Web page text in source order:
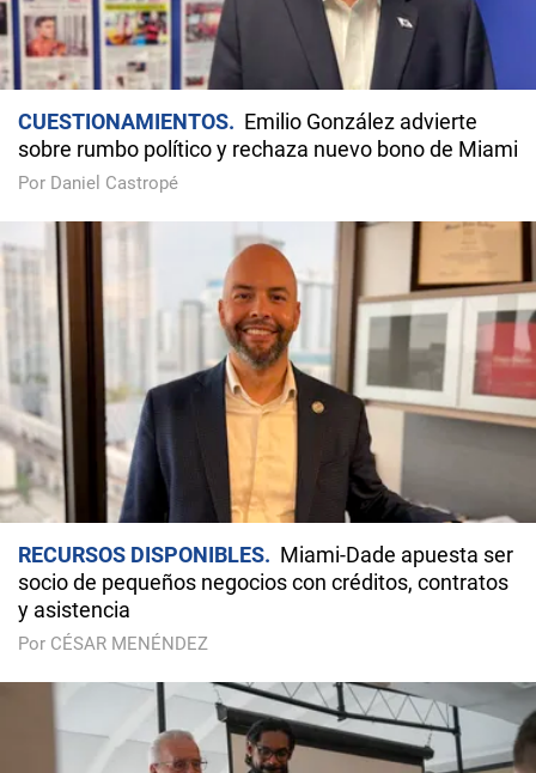
CUESTIONAMIENTOS
Emilio González advierte
sobre rumbo político y rechaza nuevo bono de Miami
Por Daniel Castropé
RECURSOS DISPONIBLES
Miami-Dade apuesta ser
socio de pequeños negocios con créditos, contratos
y asistencia
Por CÉSAR MENÉNDEZ